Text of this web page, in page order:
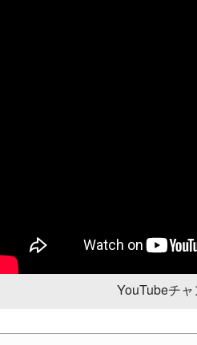
YouTubeチ